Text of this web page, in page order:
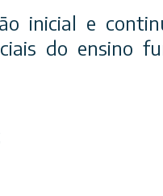
inicial e
do ensino